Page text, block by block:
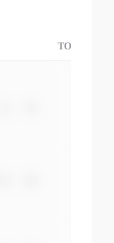
TOP3交易国